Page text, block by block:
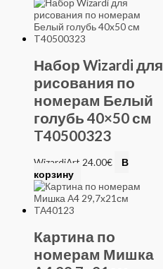
Набор Wizardi для
рисования по
номерам Белый
голубь 40×50 см
T40500323
WizardiArt 24.00€
В
корзину
Картина по
номерам Мишка